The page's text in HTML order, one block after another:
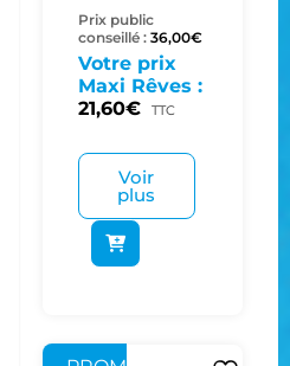
Prix public
conseillé : 36,00€
Votre prix
Maxi Rêves :
21,60€ TTC
Voir
plus